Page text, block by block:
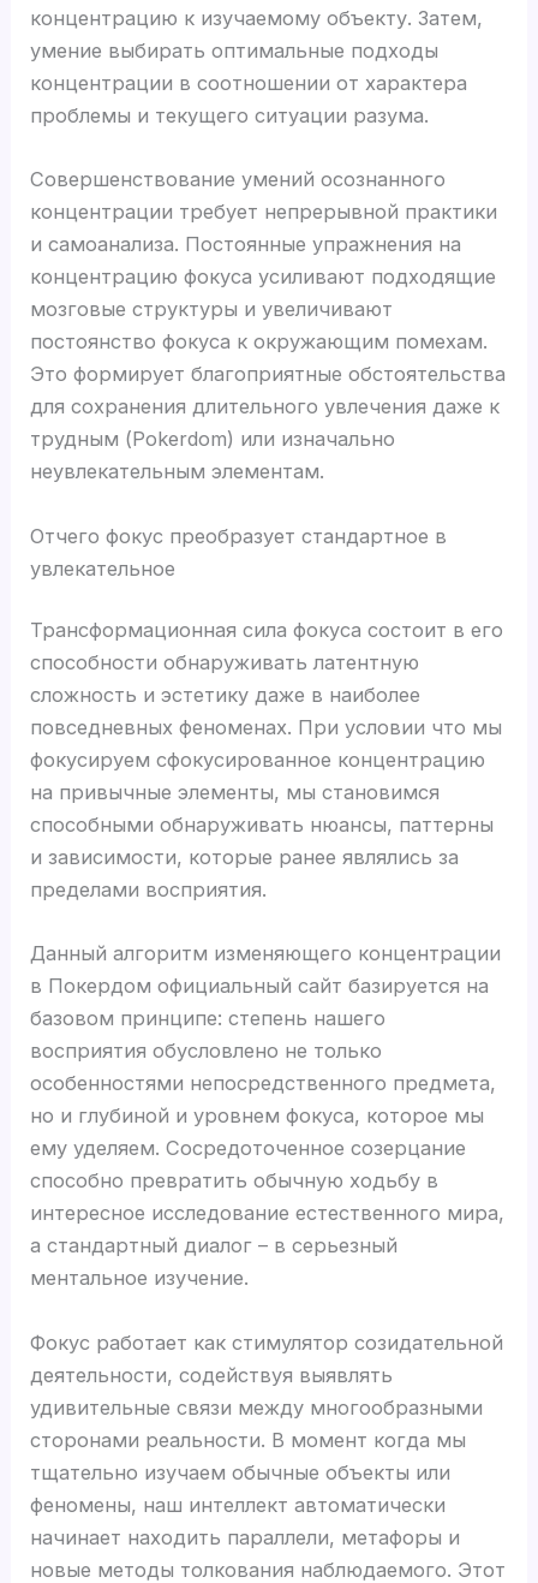
концентрацию к изучаемому объекту. Затем,
умение выбирать оптимальные подходы
концентрации в соотношении от характера
проблемы и текущего ситуации разума.
Совершенствование умений осознанного
концентрации требует непрерывной практики
и самоанализа. Постоянные упражнения на
концентрацию фокуса усиливают подходящие
мозговые структуры и увеличивают
постоянство фокуса к окружающим помехам.
Это формирует благоприятные обстоятельства
для сохранения длительного увлечения даже к
трудным (Pokerdom) или изначально
неувлекательным элементам.
Отчего фокус преобразует стандартное в
увлекательное
Трансформационная сила фокуса состоит в его
способности обнаруживать латентную
сложность и эстетику даже в наиболее
повседневных феноменах. При условии что мы
фокусируем сфокусированное концентрацию
на привычные элементы, мы становимся
способными обнаруживать нюансы, паттерны
и зависимости, которые ранее являлись за
пределами восприятия.
Данный алгоритм изменяющего концентрации
в Покердом официальный сайт базируется на
базовом принципе: степень нашего
восприятия обусловлено не только
особенностями непосредственного предмета,
но и глубиной и уровнем фокуса, которое мы
ему уделяем. Сосредоточенное созерцание
способно превратить обычную ходьбу в
интересное исследование естественного мира,
а стандартный диалог – в серьезный
ментальное изучение.
Фокус работает как стимулятор созидательной
деятельности, содействуя выявлять
удивительные связи между многообразными
сторонами реальности. В момент когда мы
тщательно изучаем обычные объекты или
феномены, наш интеллект автоматически
начинает находить параллели, метафоры и
новые методы толкования наблюдаемого. Этот